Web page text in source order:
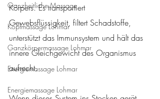
Ganzheitliche Massage
Kopfmassage Lohmar
Ganzkörpermassage Lohmar
Energiemassage Lohmar
Energiemassage Lohmar
Körpers. Es transportiert
Gewebsflüssigkeit, filtert Schadstoffe,
unterstützt das Immunsystem und hält das
innere Gleichgewicht des Organismus
aufrecht.